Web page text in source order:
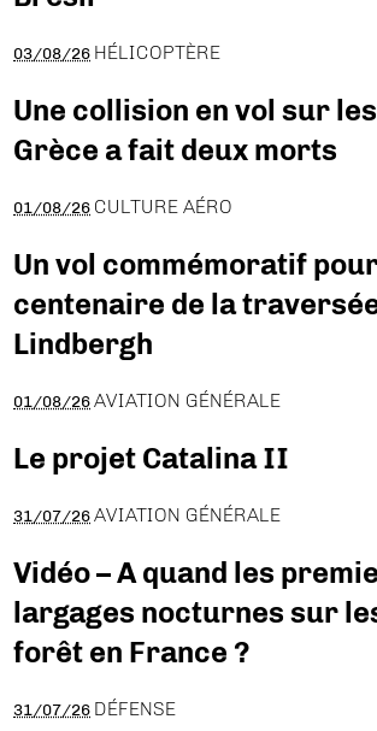
03/08/26 HÉLICOPTÈRE
Une collision en vol sur
Grèce a fait deux morts
01/08/26 CULTURE AÉRO
Un vol commémoratif
centenaire de la
Lindbergh
01/08/26 AVIATION GÉNÉRALE
Le projet Catalina II
31/07/26 AVIATION GÉNÉRALE
Vidéo – A quand les
largages nocturnes sur
forêt en France ?
31/07/26 DÉFENSE